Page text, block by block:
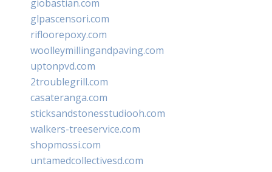
giobastian.com
glpascensori.com
rifloorepoxy.com
woolleymillingandpaving.com
uptonpvd.com
2troublegrill.com
casateranga.com
sticksandstonesstudiooh.com
walkers-treeservice.com
shopmossi.com
untamedcollectivesd.com